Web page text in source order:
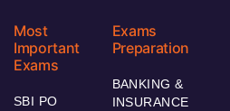
Most
Important
Exams
SBI PO
Exams
Preparation
BANKING &
INSURANCE